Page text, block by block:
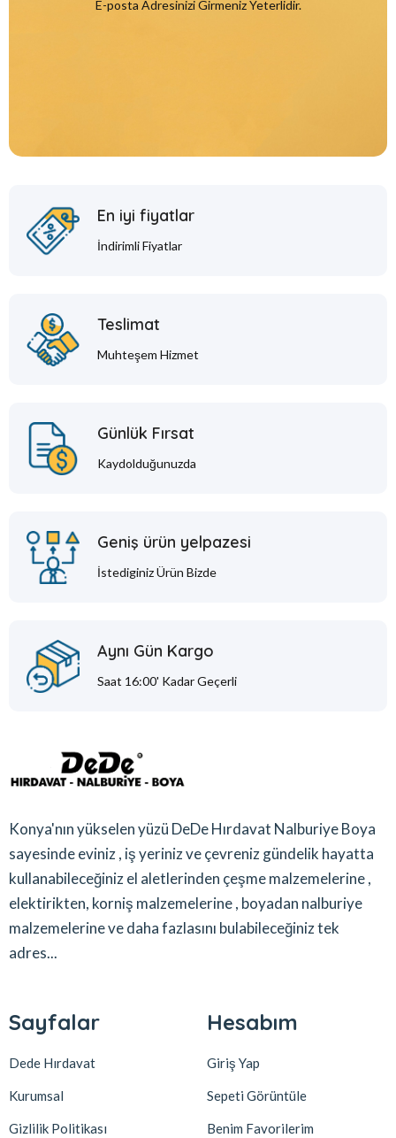
E-posta Adresinizi Girmeniz Yeterlidir.
En iyi fiyatlar
İndirimli Fiyatlar
Teslimat
Muhteşem Hizmet
Günlük Fırsat
Kaydolduğunuzda
Geniş ürün yelpazesi
İstediginiz Ürün Bizde
Aynı Gün Kargo
Saat 16:00' Kadar Geçerli
Konya'nın yükselen yüzü DeDe Hırdavat Nalburiye Boya
sayesinde eviniz , iş yeriniz ve çevreniz gündelik hayatta
kullanabileceğiniz el aletlerinden çeşme malzemelerine ,
elektirikten, korniş malzemelerine , boyadan nalburiye
malzemelerine ve daha fazlasını bulabileceğiniz tek
adres...
Sayfalar
Dede Hırdavat
Kurumsal
Gizlilik Politikası
Hesabım
Giriş Yap
Sepeti Görüntüle
Benim Favorilerim